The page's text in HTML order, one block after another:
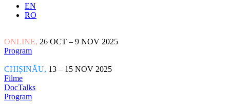
EN
RO
ONLINE, 26 OCT – 9 NOV 2025
Program
CHIȘINĂU, 13 – 15 NOV 2025
Filme
DocTalks
Program